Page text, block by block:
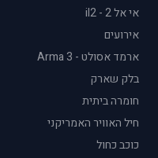
אי אל 2 - il2
אירועים
ארמד אסולט - Arma 3
בלק שארק
חומרה ביתית
חיל האוויר האמריקני
כוכב כחול